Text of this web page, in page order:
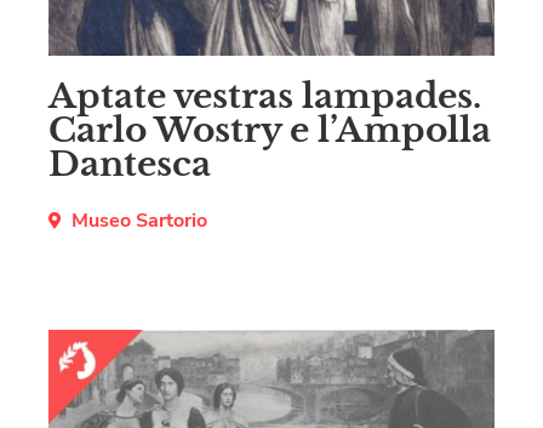
Aptate vestras lampades.
Carlo Wostry e l’Ampolla
Dantesca
Museo Sartorio